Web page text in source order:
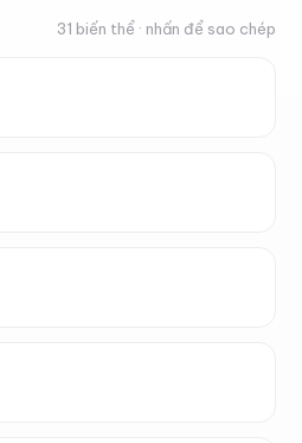
31 biến thể · nhấn để sao chép